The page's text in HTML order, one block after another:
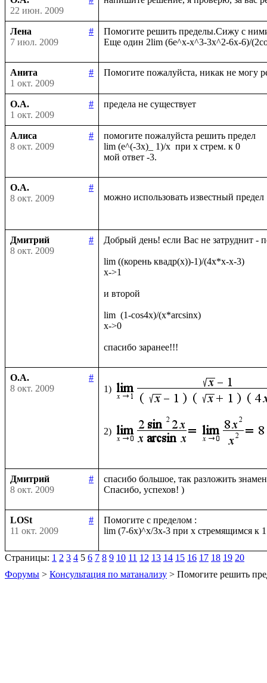
22 июн. 2009
Лена
#
7 июл. 2009
Помогите решить пределы.Сижу с
Анита
#
1 окт. 2009
О.А.
#
1 окт. 2009
Алиса
#
8 окт. 2009
помогите пожалуйста решить предел
lim (e^(-3x)_ 1)/x  при х стрем. к 0
О.А.
#
8 окт. 2009
можно использовать известный предел
Дмитрий
#
8 окт. 2009
Добрый день! если Вас не затруднит -
lim ((корень квадр(x))-1)/(4x*x-x-3)
x->1
и второй
lim  (1-cos4x)/(x*arcsinx)
x->0
О.А.
#
8 окт. 2009
1)
2)
Дмитрий
#
8 окт. 2009
спасибо большое, так разложить
LOSt
#
11 окт. 2009
Помогите с пределом :
Страницы: 1 2 3 4 5 6 7 8 9 10 11 12 13 14 15 16 17 18 19 20
Форумы > Консультация по матанализу > Помогите решить